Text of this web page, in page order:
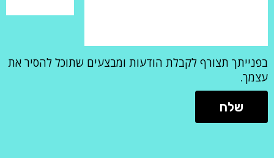
בפנייתך תצורף לקבלת הודעות ומבצעים שתוכל להסיר את
עצמך.